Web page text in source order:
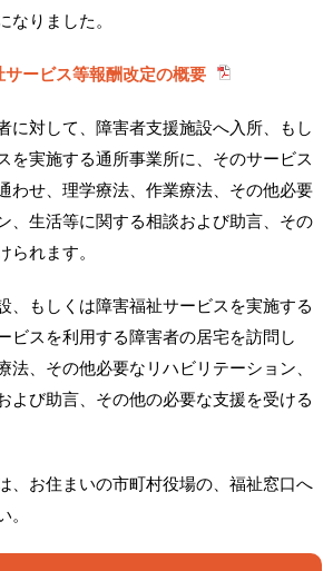
なりました。
ービス等報酬改定の概要
に対して、障害者支援施設へ入所、もし
を実施する通所事業所に、そのサービス
わせ、理学療法、作業療法、その他必要
、生活等に関する相談および助言、その
られます。
、もしくは障害福祉サービスを実施する
ビスを利用する障害者の居宅を訪問し
法、その他必要なリハビリテーション、
よび助言、その他の必要な支援を受ける
、お住まいの市町村役場の、福祉窓口へ
。